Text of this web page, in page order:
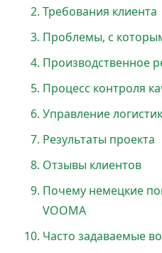
Требования клиента
Проблемы, с
Производственное
Процесс контроля
Управление
Результаты проекта
Отзывы клиентов
Почему немецкие
VOOMA
Часто задаваемые